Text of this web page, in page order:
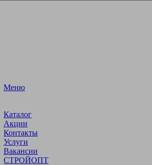
Меню
Каталог
Акции
Контакты
Услуги
Вакансии
СТРОЙОПТ